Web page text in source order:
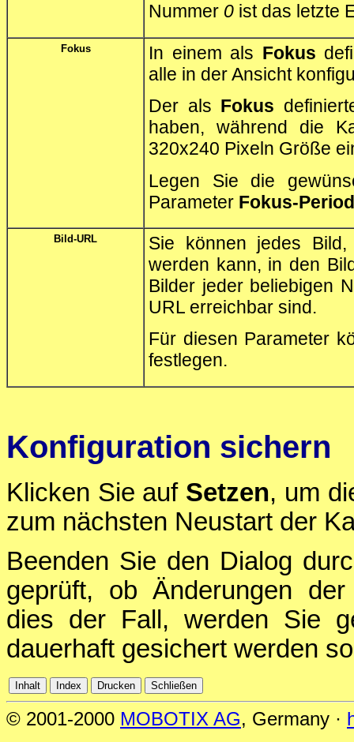
Nummer 0 ist das letzte
Fokus In einem als Fokus
alle in der Ansicht
Der als Fokus
haben, während die
320x240 Pixeln Größe
Legen Sie die
Parameter Fokus-
Bild-URL
Sie können jedes
werden kann, in den
Bilder jeder beliebigen
URL erreichbar sind.
Für diesen Parameter
festlegen.
Konfiguration sichern
Klicken Sie auf Setzen, um
zum nächsten Neustart der
Beenden Sie den Dialog
geprüft, ob Änderungen
dies der Fall, werden Sie
dauerhaft gesichert werden
© 2001-2000 MOBOTIX AG, Germany ·